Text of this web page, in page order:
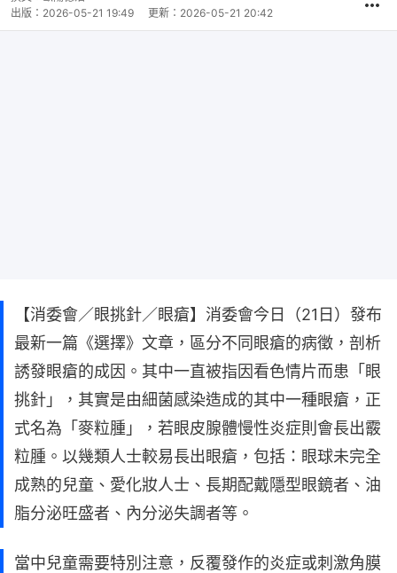
出版： 2026-05-21 19:49 更新： 2026-05-21 20:42
【消委會／眼挑針／眼瘡】消委會今日（21日）發布
最新一篇《選擇》文章，區分不同眼瘡的病徵，剖析
誘發眼瘡的成因。其中一直被指因看色情片而患「眼
挑針」，其實是由細菌感染造成的其中一種眼瘡，正
式名為「麥粒腫」，若眼皮腺體慢性炎症則會長出霰
粒腫。以幾類人士較易長出眼瘡，包括：眼球未完全
成熟的兒童、愛化妝人士、長期配戴隱型眼鏡者、油
脂分泌旺盛者、內分泌失調者等。
當中兒童需要特別注意，反覆發作的炎症或刺激角膜